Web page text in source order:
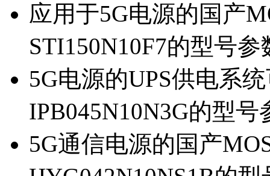
应用于5G电源的国产
STI150N10F7的型号参
5G电源的UPS供电系
IPB045N10N3G的型号
5G通信电源的国产